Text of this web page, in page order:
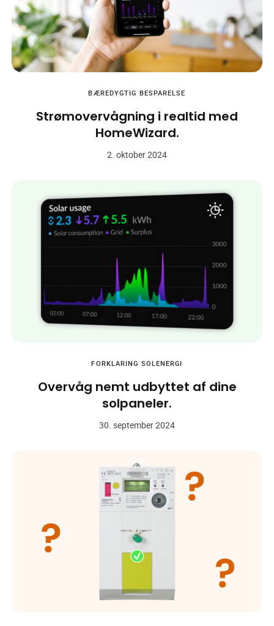
BÆREDYGTIG BESPARELSE
Strømovervågning i realtid med
HomeWizard.
2. oktober 2024
FORKLARING SOLENERGI
Overvåg nemt udbyttet af dine
solpaneler.
30. september 2024